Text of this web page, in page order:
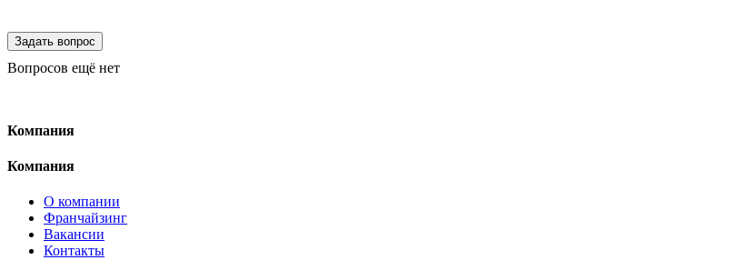
Вопросов ещё нет
Компания
Компания
О компании
Франчайзинг
Вакансии
Контакты